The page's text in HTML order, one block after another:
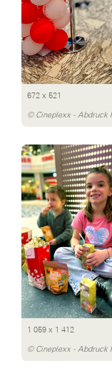
672 x 521
© Cineplexx - Abdruck
1 059 x 1 412